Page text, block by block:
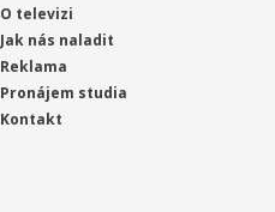
O televizi
Jak nás naladit
Reklama
Pronájem studia
Kontakt